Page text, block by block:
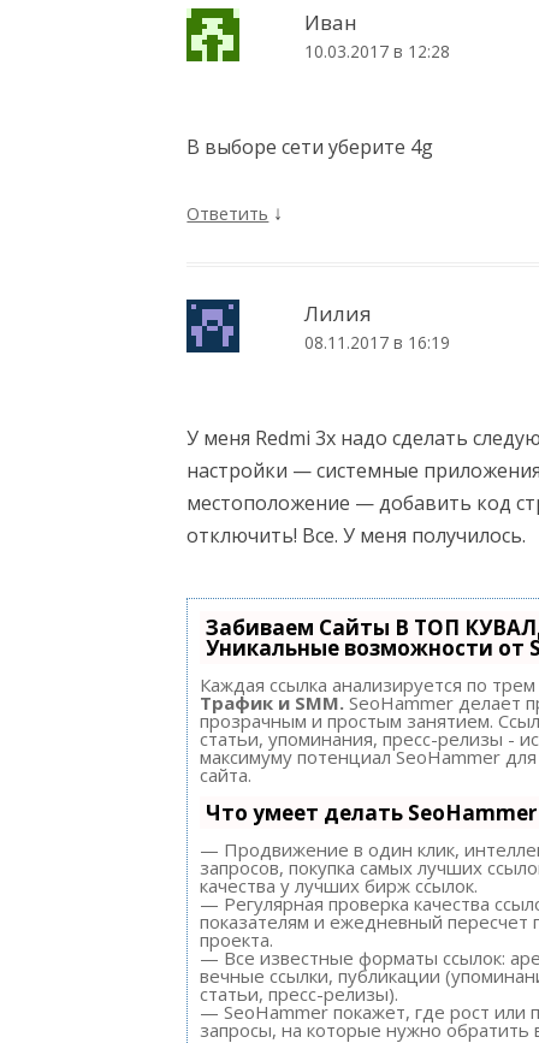
Иван
10.03.2017 в 12:28
В выборе сети уберите 4g
Ответить ↓
Лилия
08.11.2017 в 16:19
У меня Redmi 3x надо сделать
настройки — системные
местоположение — добавить код
отключить! Все. У меня получилось.
Забиваем Сайты В ТОП
Уникальные возможности от
Каждая ссылка анализируется по
Трафик и SMM. SeoHammer делает
прозрачным и простым занятием.
статьи, упоминания, пресс-релизы -
максимуму потенциал SeoHammer
сайта.
Что умеет делать SeoHammer
— Продвижение в один клик,
запросов, покупка самых лучших
качества у лучших бирж ссылок.
— Регулярная проверка качества
показателям и ежедневный пересчет
проекта.
— Все известные форматы ссылок:
вечные ссылки, публикации
статьи, пресс-релизы).
— SeoHammer покажет, где рост или
запросы, на которые нужно обратить